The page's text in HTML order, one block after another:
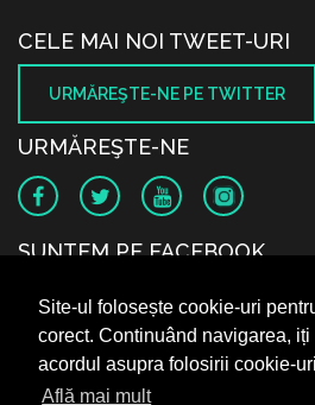
Site-ul folosește cookie-uri
corect. Continuând navigarea, iți
acordul asupra folosirii cookie-
Află mai mult
CELE MAI NOI TWEET-URI
URMĂREŞTE-NE PE TWITTER
URMĂREŞTE-NE
SUNTEM PE FACEBOOK